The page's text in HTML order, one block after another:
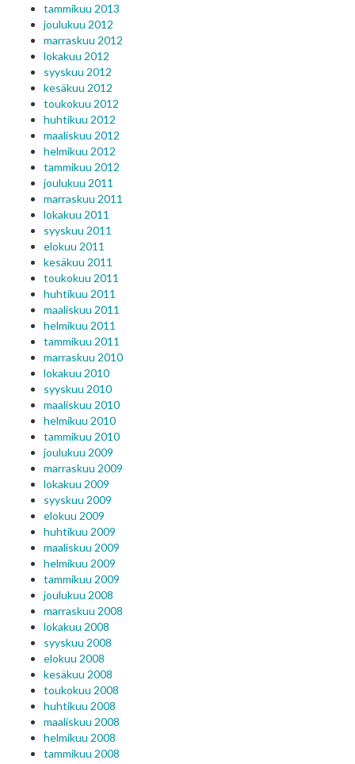
tammikuu 2013
joulukuu 2012
marraskuu 2012
lokakuu 2012
syyskuu 2012
kesäkuu 2012
toukokuu 2012
huhtikuu 2012
maaliskuu 2012
helmikuu 2012
tammikuu 2012
joulukuu 2011
marraskuu 2011
lokakuu 2011
syyskuu 2011
elokuu 2011
kesäkuu 2011
toukokuu 2011
huhtikuu 2011
maaliskuu 2011
helmikuu 2011
tammikuu 2011
marraskuu 2010
lokakuu 2010
syyskuu 2010
maaliskuu 2010
helmikuu 2010
tammikuu 2010
joulukuu 2009
marraskuu 2009
lokakuu 2009
syyskuu 2009
elokuu 2009
huhtikuu 2009
maaliskuu 2009
helmikuu 2009
tammikuu 2009
joulukuu 2008
marraskuu 2008
lokakuu 2008
syyskuu 2008
elokuu 2008
kesäkuu 2008
toukokuu 2008
huhtikuu 2008
maaliskuu 2008
helmikuu 2008
tammikuu 2008